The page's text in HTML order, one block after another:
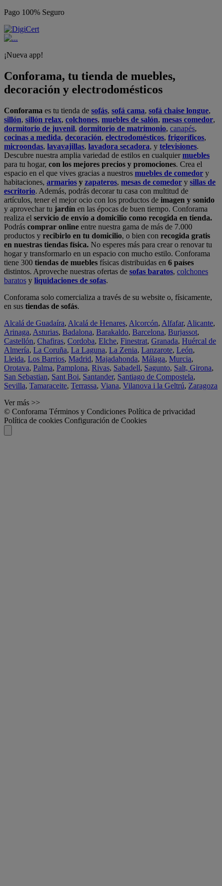
Pago 100% Seguro
¡Nueva app!
Conforama, tu tienda de muebles,
decoración y electrodomésticos
Conforama es tu tienda de sofás, sofá cama, sofá chaise longue,
sillón, sillón relax, colchones, muebles de salón, mesas comedor,
dormitorio de juvenil, dormitorio de matrimonio, canapés,
cocinas a medida, decoración, electrodomésticos, frigoríficos,
microondas, lavavajillas, lavadora secadora, y televisiones.
Descubre nuestra amplia variedad de estilos en cualquiermuebles
para tu hogar, con los mejores precios y promociones. Crea el
espacio en el que vives gracias a nuestros muebles de comedor y
habitaciones, armarios y zapateros, mesas de comedor y sillas de
escritorio. Además, podrás decorar tu casa con multitud de
artículos, tener el mejor ocio con los productos de imagen y sonido
y aprovechar tu jardín en las épocas de buen tiempo. Conforama
realiza el servicio de envío a domicilio como recogida en tienda.
Podrás comprar online entre nuestra gama de más de 7.000
productos y recibirlo en tu domicilio, o bien con recogida gratis
en nuestras tiendas física. No esperes más para crear o renovar tu
hogar y transformarlo en un espacio con mucho estilo. Conforama
tiene 300 tiendas de muebles físicas distribuidas en 6 países
distintos. Aproveche nuestras ofertas de sofas baratos, colchones
baratos y liquidaciones de sofas.
Conforama solo comercializa a través de su website o, físicamente,
en sus tiendas de sofás.
Alcalá de Guadaíra, Alcalá de Henares, Alcorcón, Alfafar, Alicante,
Arinaga, Asturias, Badalona, Barakaldo, Barcelona, Burjassot,
Castellón, Chafiras, Cordoba, Elche, Finestrat, Granada, Huércal de
Almería, La Coruña, La Laguna, La Zenia, Lanzarote, León,
Lleida, Los Barrios, Madrid, Majadahonda, Málaga, Murcia,
Orotava, Palma, Pamplona, Rivas, Sabadell, Sagunto, Salt, Girona,
San Sebastian, Sant Boi, Santander, Santiago de Compostela,
Sevilla, Tamaraceite, Terrassa, Viana, Vilanova i la Geltrú, Zaragoza
Ver más >>
© Conforama Términos y Condiciones Política de privacidad
Política de cookies Configuración de Cookies